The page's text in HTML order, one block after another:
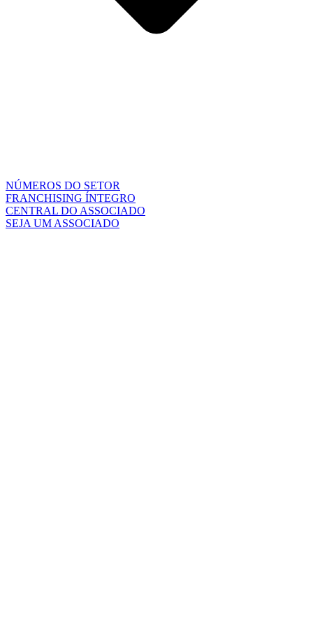
NÚMEROS DO SETOR
FRANCHISING ÍNTEGRO
CENTRAL DO ASSOCIADO
SEJA UM ASSOCIADO